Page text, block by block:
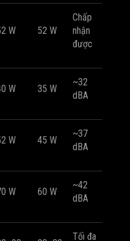
W 52 W
Chấp
nhận
được
W 35 W
~32
dBA
W 45 W
~37
dBA
W 60 W
~42
dBA
Tối đa